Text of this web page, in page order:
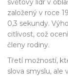
světový lídr v
založený v roce
0,3 sekundy.
citlivost, což
členy rodiny.
Třetí možností,
slova smyslu, ale